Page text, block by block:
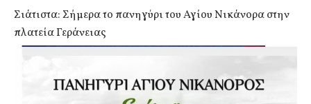
Σιάτιστα: Σήμερα το πανηγύρι του Αγίου Νικάνορα στην
πλατεία Γεράνειας